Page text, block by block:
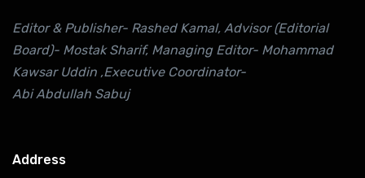
Editor & Publisher- Rashed Kamal, Advisor (Editorial
Board)- Mostak Sharif, Managing Editor- Mohammad
Kawsar Uddin ,Executive Coordinator-
Abi Abdullah Sabuj
Address